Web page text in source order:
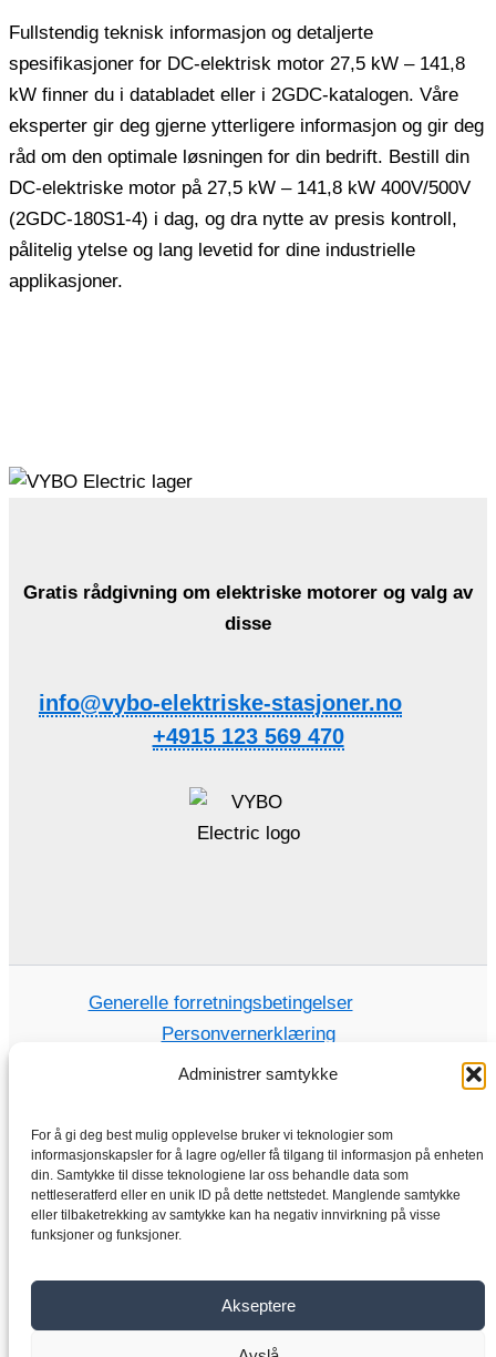
Administrer samtykke
For å gi deg best mulig opplevelse bruker vi teknologier som
informasjonskapsler for å lagre og/eller få tilgang til informasjon på enheten
din. Samtykke til disse teknologiene lar oss behandle data som
nettleseratferd eller en unik ID på dette nettstedet. Manglende samtykke
eller tilbaketrekking av samtykke kan ha negativ innvirkning på visse
funksjoner og funksjoner.
Akseptere
Fullstendig teknisk informasjon og detaljerte
spesifikasjoner for DC-elektrisk motor 27,5 kW – 141,8
kW finner du i databladet eller i 2GDC-katalogen. Våre
eksperter gir deg gjerne ytterligere informasjon og gir deg
råd om den optimale løsningen for din bedrift. Bestill din
DC-elektriske motor på 27,5 kW – 141,8 kW 400V/500V
(2GDC-180S1-4) i dag, og dra nytte av presis kontroll,
pålitelig ytelse og lang levetid for dine industrielle
applikasjoner.
Gratis rådgivning om elektriske motorer og valg av
disse
info@vybo-elektriske-stasjoner.no
+4915 123 569 470
Generelle forretningsbetingelser
Personvernerklæring
Hjem
Butikk
Elektriske motorer
Girkasse
Om oss